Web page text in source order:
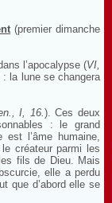
(premier dimanche
l’apocalypse (VI,
: la lune se changera
I, 16.). Ces deux
: le grand
est l’âme humaine,
créateur parmi les
fils de Dieu. Mais
elle a perdu
que d’abord elle se